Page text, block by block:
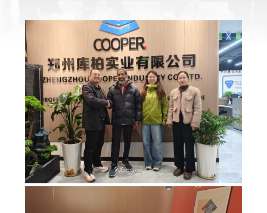
SITEMAP
KEBIJAKAN
PRIVASI